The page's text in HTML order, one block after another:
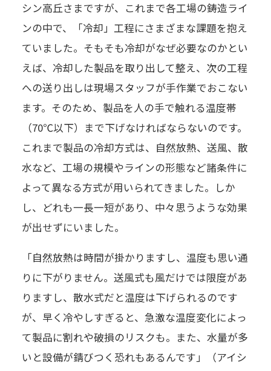
シン高丘さまですが、これまで各工場の鋳造ライ
ンの中で、「冷却」工程にさまざまな課題を抱え
ていました。そもそも冷却がなぜ必要なのかとい
えば、冷却した製品を取り出して整え、次の工程
への送り出しは現場スタッフが手作業でおこない
ます。そのため、製品を人の手で触れる温度帯
（70℃以下）まで下げなければならないのです。
これまで製品の冷却方式は、自然放熱、送風、散
水など、工場の規模やラインの形態など諸条件に
よって異なる方式が用いられてきました。しか
し、どれも一長一短があり、中々思うような効果
が出せずにいました。
「自然放熱は時間が掛かりますし、温度も思い通
りに下がりません。送風式も風だけでは限度があ
りますし、散水式だと温度は下げられるのです
が、早く冷やしすぎると、急激な温度変化によっ
て製品に割れや破損のリスクも。また、水量が多
いと設備が錆びつく恐れもあるんです」（アイシ